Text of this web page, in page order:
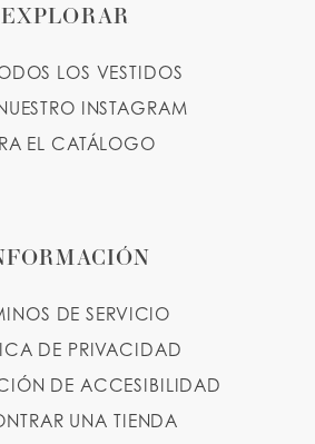
EXPLORAR
LOS VESTIDOS
INSTAGRAM
EL CATÁLOGO
DE SERVICIO
DE PRIVACIDAD
DE ACCESIBILIDAD
UNA TIENDA